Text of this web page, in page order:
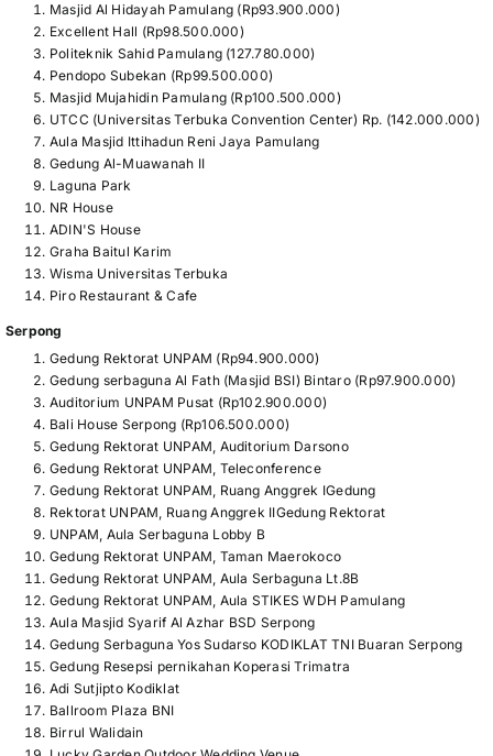
Masjid Al Hidayah Pamulang (Rp93.900.000)
Excellent Hall (Rp98.500.000)
Politeknik Sahid Pamulang (127.780.000)
Pendopo Subekan (Rp99.500.000)
Masjid Mujahidin Pamulang (Rp100.500.000)
UTCC (Universitas Terbuka Convention Center) Rp. (142.000.000)
Aula Masjid Ittihadun Reni Jaya Pamulang
Gedung Al-Muawanah II
Laguna Park
NR House
ADIN'S House
Graha Baitul Karim
Wisma Universitas Terbuka
Piro Restaurant & Cafe
Serpong
Gedung Rektorat UNPAM (Rp94.900.000)
Gedung serbaguna Al Fath (Masjid BSI) Bintaro (Rp97.900.000)
Auditorium UNPAM Pusat (Rp102.900.000)
Bali House Serpong (Rp106.500.000)
Gedung Rektorat UNPAM, Auditorium Darsono
Gedung Rektorat UNPAM, Teleconference
Gedung Rektorat UNPAM, Ruang Anggrek IGedung
Rektorat UNPAM, Ruang Anggrek IIGedung Rektorat
UNPAM, Aula Serbaguna Lobby B
Gedung Rektorat UNPAM, Taman Maerokoco
Gedung Rektorat UNPAM, Aula Serbaguna Lt.8B
Gedung Rektorat UNPAM, Aula STIKES WDH Pamulang
Aula Masjid Syarif Al Azhar BSD Serpong
Gedung Serbaguna Yos Sudarso KODIKLAT TNI Buaran Serpong
Gedung Resepsi pernikahan Koperasi Trimatra
Adi Sutjipto Kodiklat
Ballroom Plaza BNI
Birrul Walidain